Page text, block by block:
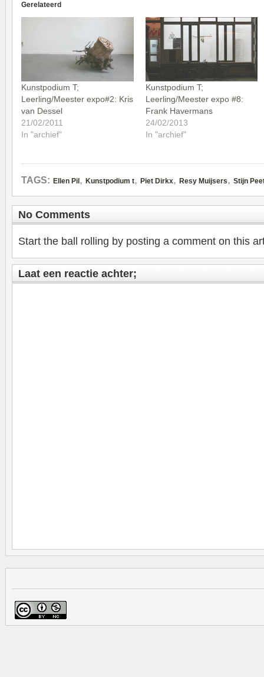
Gerelateerd
Kunstpodium T;
Leerling/Meester expo#2: Kris
van Dessel
21/02/2011
In "archief"
Kunstpodium T;
Leerling/Meester expo #8:
Frank Havermans
24/02/2013
In "archief"
TAGS: Ellen Pil, Kunstpodium t, Piet Dirkx, Resy Muijsers, Stijn
No Comments
Start the ball rolling by posting a comment on this
Laat een reactie achter;